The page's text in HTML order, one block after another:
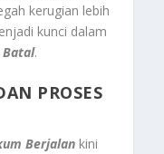
kerugian lebih
kunci dalam
Batal.
PROSES
Berjalan kini